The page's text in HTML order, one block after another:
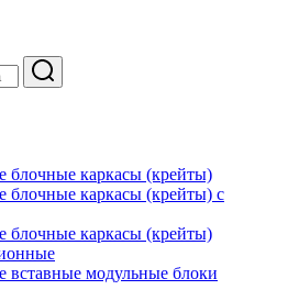
блочные каркасы (крейты)
блочные каркасы (крейты) с
блочные каркасы (крейты)
вставные модульные блоки